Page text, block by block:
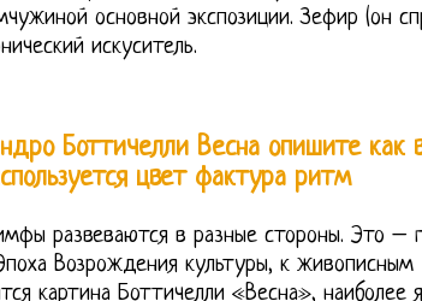
основной экспозиции. Зефир (он
искуситель.
Боттичелли Весна опишите как
цвет фактура ритм
развеваются в разные стороны. Это –
Возрождения культуры, к живописным
картина Боттичелли «Весна», наиболее